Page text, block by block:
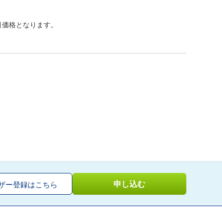
格となります。
ー登録はこちら 申し込む